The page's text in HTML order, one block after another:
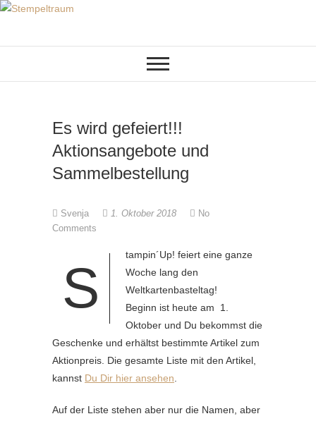
Skip
Stempeltraum
Es wird gefeiert!!!
Aktionsangebote und
Sammelbestellung
Svenja 1. Oktober 2018
No
Comments
S
tampin´Up! feiert eine ganze
Woche lang den
Weltkartenbasteltag!
Beginn ist heute am 1.
Oktober und Du bekommst die
Geschenke und erhältst bestimmte Artikel zum
Aktionpreis. Die gesamte Liste mit den Artikel,
kannst Du Dir hier ansehen
Auf der Liste stehen aber nur die Namen, aber